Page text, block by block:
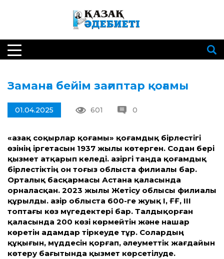
Заманға бейім зағиптар қоғамы
01.04.2025 601 0
«Қазақ соқырлар қоғамы» қоғамдық бірлестігі
өзінің іргетасын 1937 жылы көтерген. Содан бері
қызмет атқарып келеді. Қазіргі таңда қоғамдық
бірлестіктің он тоғыз облыста филиалы бар.
Орталық басқармасы Астана қаласында
орналасқан. 2023 жылы Жетісу облысы филиалы
құрылды. Қазір облыста 600-ге жуық І, ҒҒ, ІІІ
топтағы көз мүгедектері бар. Талдықорған
қаласында 200 көзі көрмейтін және нашар
көретін адамдар тіркеуде тұр. Солардың
құқығын, мүддесін қорғап, әлеуметтік жағдайын
көтеру бағытында қызмет көрсетілуде.